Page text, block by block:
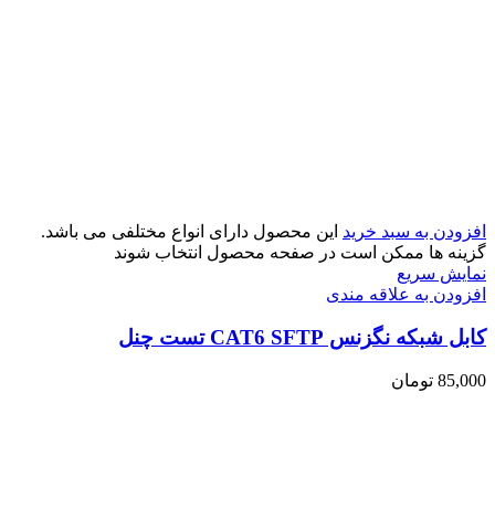
افزودن به سبد خرید این محصول دارای انواع مختلفی می باشد.
گزینه ها ممکن است در صفحه محصول انتخاب شوند
نمایش سریع
افزودن به علاقه مندی
کابل شبکه نگزنس CAT6 SFTP تست چنل
85,000 تومان